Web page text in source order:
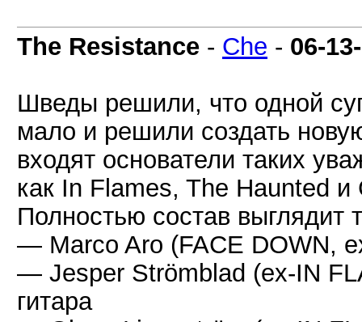
The Resistance - Che - 06-
Шведы решили, что одной
мало и решили создать
входят основатели таких
как In Flames, The Haunted и
Полностью состав выглядит
— Marco Aro (FACE DOWN,
— Jesper Strömblad (ex-IN
гитара